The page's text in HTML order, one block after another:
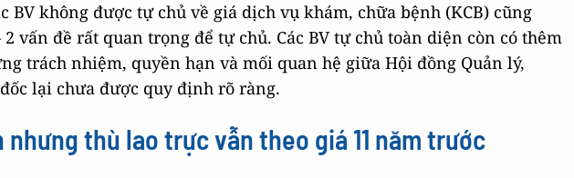
BV không được tự chủ về giá dịch vụ khám, chữa bệnh (KCB) cũng
vấn đề rất quan trọng để tự chủ. Các BV tự chủ toàn diện còn có thêm
trách nhiệm, quyền hạn và mối quan hệ giữa Hội đồng Quản lý,
lại chưa được quy định rõ ràng.
nhưng thù lao trực vẫn theo giá 11 năm trước